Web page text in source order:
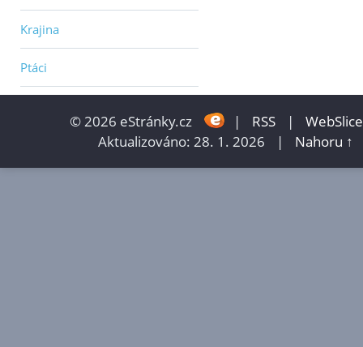
Krajina
Ptáci
© 2026 eStránky.cz | RSS |
WebSlice
Aktualizováno: 28. 1. 2026
| Nahoru ↑